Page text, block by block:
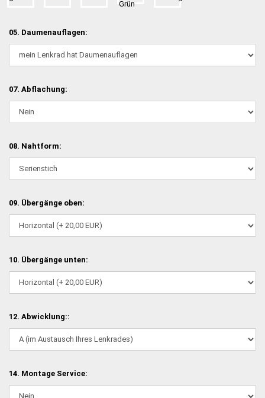
05. Daumenauflagen:
07. Abflachung:
08. Nahtform:
09. Übergänge oben:
10. Übergänge unten:
12. Abwicklung::
14. Montage Service: